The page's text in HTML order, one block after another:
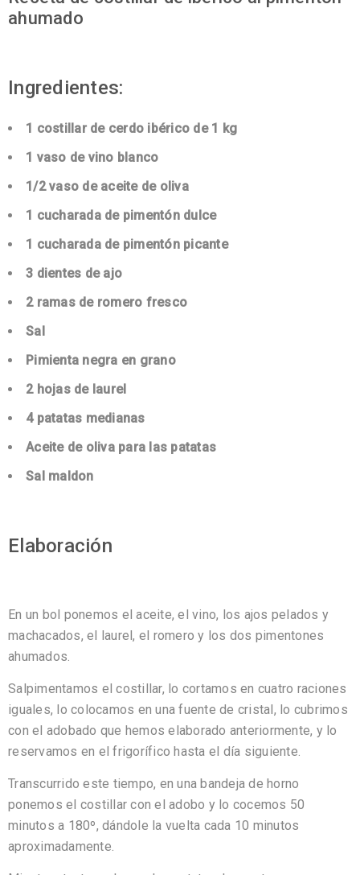
ahumado
Ingredientes:
1 costillar de cerdo ibérico de 1 kg
1 vaso de vino blanco
1/2 vaso de aceite de oliva
1 cucharada de pimentón dulce
1 cucharada de pimentón picante
3 dientes de ajo
2 ramas de romero fresco
Sal
Pimienta negra en grano
2 hojas de laurel
4 patatas medianas
Aceite de oliva para las patatas
Sal maldon
Elaboración
En un bol ponemos el aceite, el vino, los ajos pelados y
machacados, el laurel, el romero y los dos pimentones
ahumados.
Salpimentamos el costillar, lo cortamos en cuatro raciones
iguales, lo colocamos en una fuente de cristal, lo cubrimos
con el adobado que hemos elaborado anteriormente, y lo
reservamos en el frigorífico hasta el día siguiente.
Transcurrido este tiempo, en una bandeja de horno
ponemos el costillar con el adobo y lo cocemos 50
minutos a 180º, dándole la vuelta cada 10 minutos
aproximadamente.